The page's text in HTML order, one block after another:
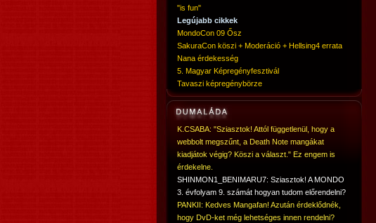
"is fun"
Legújabb cikkek
MondoCon 09 Ősz
SakuraCon köszi + Moderáció + Hellsing4 errata
Nana érdekesség
5. Magyar Képregényfesztivál
Tavaszi képregénybörze
K.CSABA: "Sziasztok! Attól függetlenül, hogy a
webbolt megszűnt, a Death Note mangákat
kiadjátok végig? Köszi a választ." Ez engem is
érdekelne.
SHINMON1_BENIMARU7: Sziasztok! A MONDO
3. évfolyam 9. számát hogyan tudom előrendelni?
PANKII: Kedves Mangafan! Azután érdeklődnék,
hogy DvD-ket még lehetséges innen rendelni?